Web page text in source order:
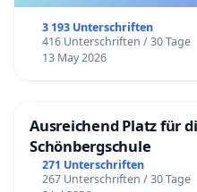
3 193 Unterschriften
416 Unterschriften / 30 Tage
13 May 2026
Ausreichend Platz für
Schönbergschule
271 Unterschriften
267 Unterschriften / 30 Tage